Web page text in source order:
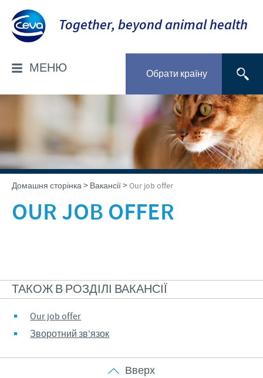
Together, beyond animal health
Обрати країну
МЕНЮ
ГОЛОВНА
Про нас
Наша місія
Наші цінності
Наші представництва
ПРОДУКЦІЯ
Птахівництво
НОВИНИ
Новини компанії
ЗОБОВ'ЯЗАННЯ
Забезпечення населення продовольством
Відповідальність
Електронні журнали
Відео
ВАКАНСІЇ
Our job offer
КОНТАКТИ
Домашня сторінка> Вакансії>Our job offer
OUR JOB OFFER
ТАКОЖ В РОЗДІЛІ ВАКАНСІЇ
Our job offer
Зворотний зв'язок
Вверх